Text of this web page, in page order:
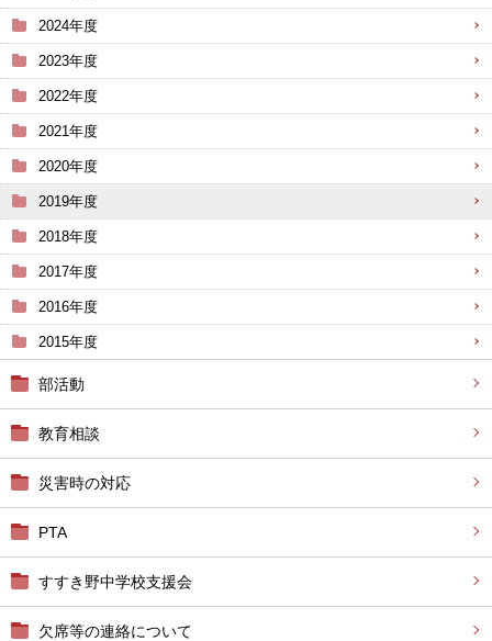
2024年度
2023年度
2022年度
2021年度
2020年度
2019年度
2018年度
2017年度
2016年度
2015年度
部活動
教育相談
災害時の対応
PTA
すすき野中学校支援会
欠席等の連絡について